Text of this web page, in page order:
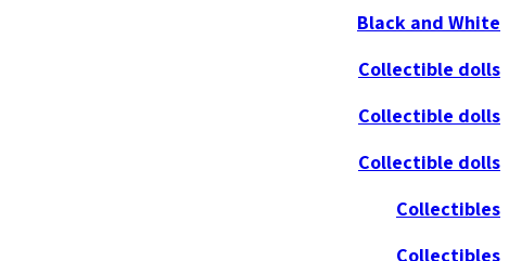
Black and White
Collectible dolls
Collectible dolls
Collectible dolls
Collectibles
Collectibles